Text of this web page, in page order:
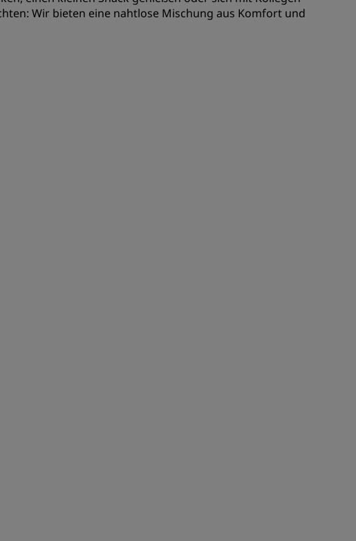
REGISTRIEREN
Wir bieten eine nahtlose Mischung aus Komfort und